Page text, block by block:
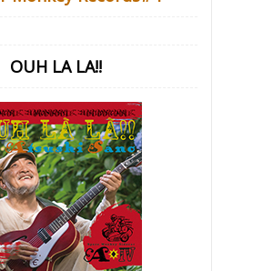
OUH LA LA!!